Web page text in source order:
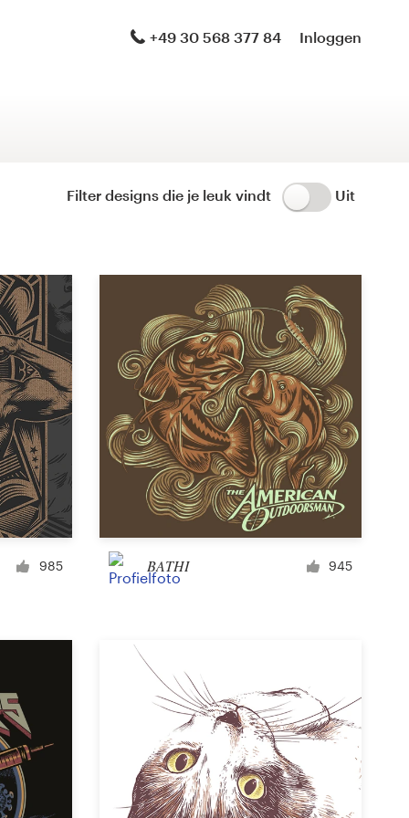
+49 30 568 377 84 Inloggen
Filter designs die je leuk vindt Uit
Brand launch pack
WordPress-thema-ontwerp
Icoon of knop
Facebook-omslag
985 BATHI 945